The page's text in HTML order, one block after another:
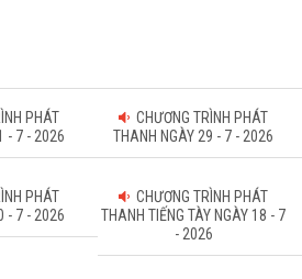
PHÁT
- 7 - 2026
CHƯƠNG TRÌNH PHÁT
THANH NGÀY 29 - 7 - 2026
PHÁT
- 7 - 2026
CHƯƠNG TRÌNH PHÁT
THANH TIẾNG TÀY NGÀY 18 - 7
- 2026